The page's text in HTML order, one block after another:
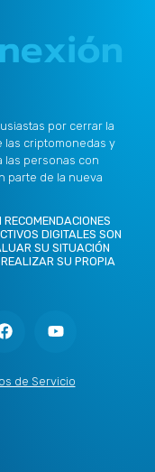
por cerrar la
las criptomonedas y
las personas con
parte de la nueva
DIGITALES SON
SU SITUACIÓN
SU PROPIA
c
o
u
b
de Servicio